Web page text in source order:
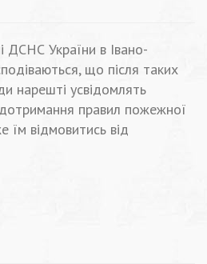
ДСНС України в Івано-
що після таких
нарешті усвідомлять
правил пожежної
їм відмовитись від